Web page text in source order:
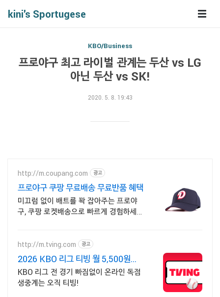
kini's Sportugese
KBO/Business
프로야구 최고 라이벌 관계는 두산 vs LG
아닌 두산 vs SK!
2020. 5. 8. 19:43
http://m.coupang.com 광고
프로야구 쿠팡 무료배송 무료반품 혜택
미끄럼 없이 배트를 꽉 잡아주는 프로야
구, 쿠팡 로켓배송으로 빠르게 경험하세
http://m.tving.com 광고
2026 KBO 리그 티빙 월 5,500원부
터
KBO 리그 전 경기 빠짐없이 온라인 독점
생중계는 오직 티빙!